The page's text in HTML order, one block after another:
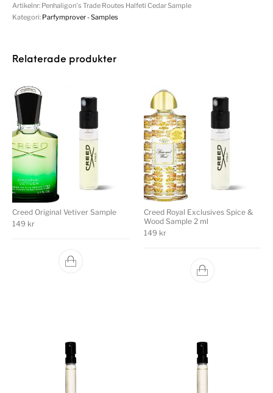
Artikelnr: Penhaligon's Trade Routes Halfeti Cedar Sample
Kategori: Parfymprover - Samples
Relaterade produkter
Creed Original Vetiver Sample
149 kr
Creed Royal Exclusives Spice &
Wood Sample 2 ml
149 kr